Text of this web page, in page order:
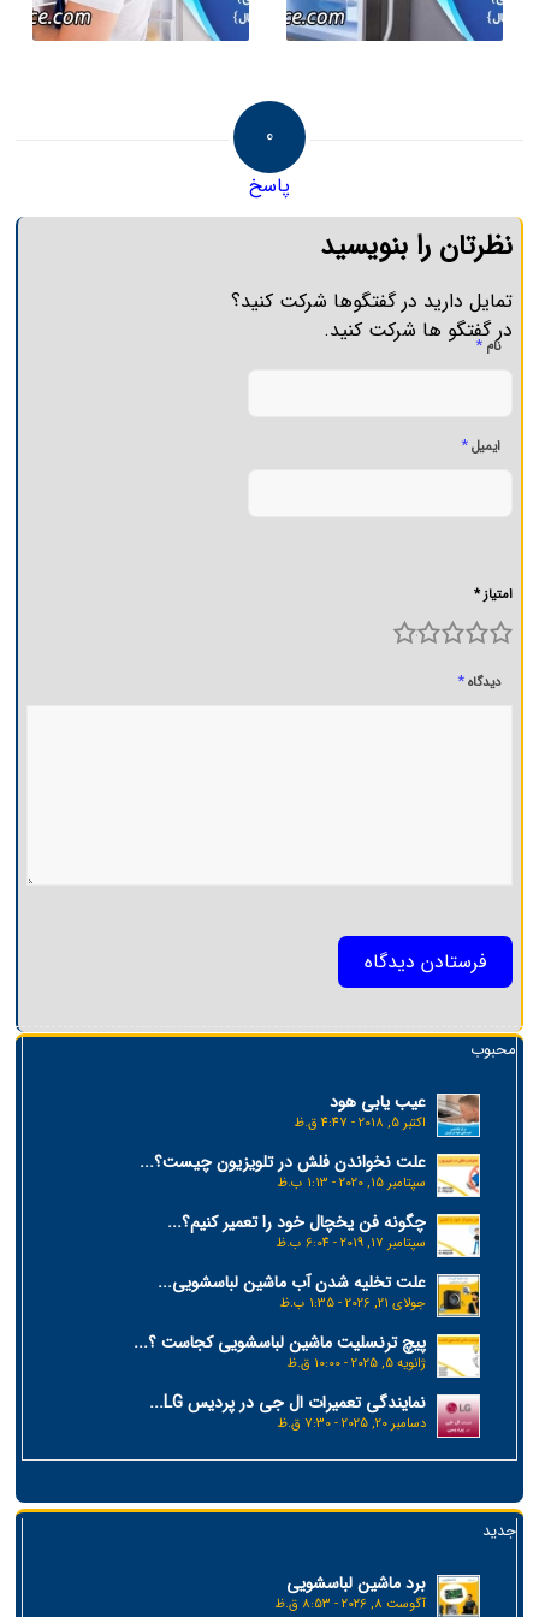
0
پاسخ
نظرتان را بنویسید
تمایل دارید در گفتگوها شرکت کنید؟
در گفتگو ها شرکت کنید.
نام*
ایمیل*
امتیاز *
4 3 2 1
دیدگاه*
محبوب
عیب یابی هود
اکتبر 5, 2018 - 4:47 ق.ظ
علت نخواندن فلش در تلویزیون چیست؟...
سپتامبر 15, 2020 - 1:13 ب.ظ
چگونه فن یخچال خود را تعمیر کنیم؟...
سپتامبر 17, 2019 - 6:04 ب.ظ
علت تخلیه شدن آب ماشین لباسشویی...
جولای 21, 2026 - 1:35 ب.ظ
پیچ ترنسلیت ماشین لباسشویی کجاست ؟...
ژانویه 5, 2025 - 10:00 ق.ظ
نمایندگی تعمیرات ال جی در پردیس LG...
دسامبر 20, 2025 - 7:30 ق.ظ
جدید
برد ماشین لباسشویی
آگوست 8, 2026 - 8:53 ق.ظ